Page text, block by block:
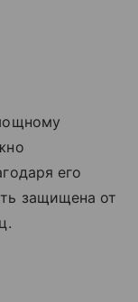
его
защищена от